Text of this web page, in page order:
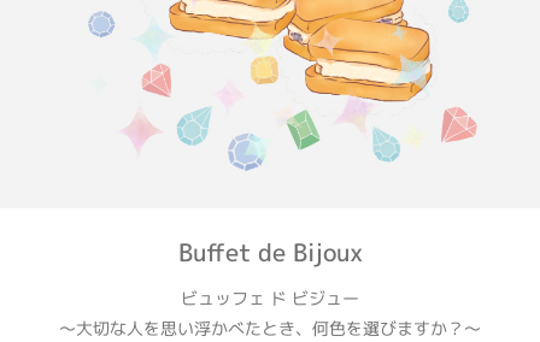
Buffet de Bijoux
ビュッフェ ド ビジュー
～大切な人を思い浮かべたとき、何色を選びますか？～